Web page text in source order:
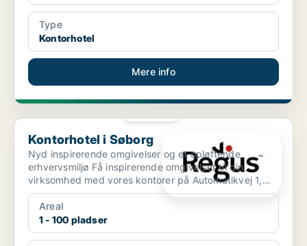
Type
Kontorhotel
Mere info
Kontorhotel i Søborg
Kontorhotel i Søborg
Nyd inspirerende omgivelser og et opløftende
erhvervsmiljø Få inspirerende omgivelser til din
virksomhed med vores kontorer på Automatikvej 1,
der ligger i ...
Areal
1 - 100 pladser